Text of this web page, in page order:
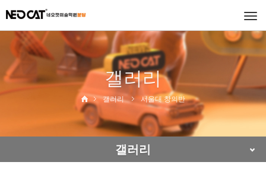
갤러리
갤러리 서울대 창의반
갤러리